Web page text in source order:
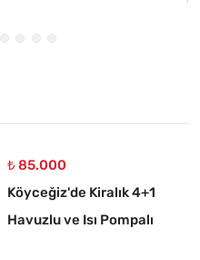
₺ 85.000
Köyceğiz'de Kiralık 4+1
Havuzlu ve Isı Pompalı